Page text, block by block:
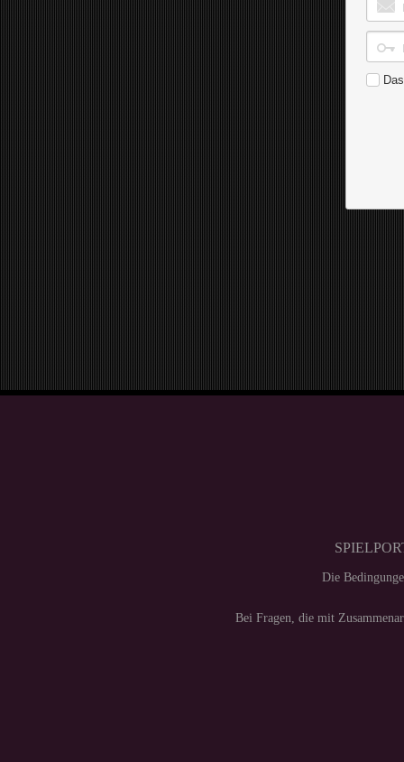
Die
Bei Fragen, die mit